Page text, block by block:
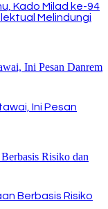
Kado Milad ke-94
Melindungi
Ini Pesan
Berbasis Risiko